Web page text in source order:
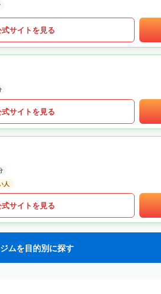
式サイトを見る
式サイトを見る
人
式サイトを見る
ムを目的別に探す